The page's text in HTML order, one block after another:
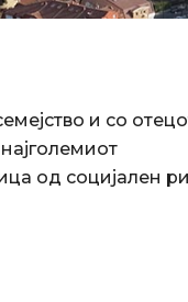
и со
од социјален